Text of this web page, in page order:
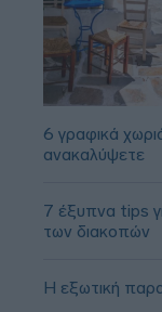
6 γραφικά
ανακαλύψετε
7 έξυπνα tips
των διακοπών
Η εξωτική